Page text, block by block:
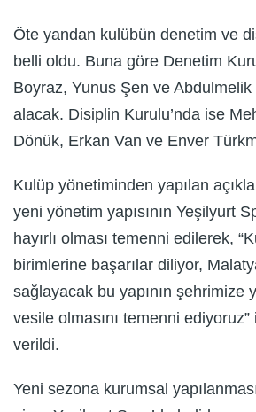
Öte yandan kulübün denetim ve
belli oldu. Buna göre Denetim
Boyraz, Yunus Şen ve
alacak. Disiplin Kurulu’nda ise
Dönük, Erkan Van ve Enver
Kulüp yönetiminden yapılan
yeni yönetim yapısının Yeşilyurt
hayırlı olması temenni edilerek,
birimlerine başarılar diliyor,
sağlayacak bu yapının şehrimize
vesile olmasını temenni
verildi.
Yeni sezona kurumsal